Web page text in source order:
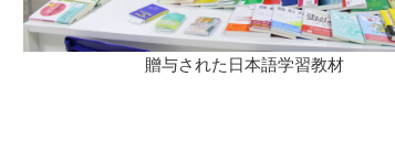
贈与された日本語学習教材